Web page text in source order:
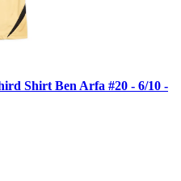
Shirt Ben Arfa #20 - 6/10 -